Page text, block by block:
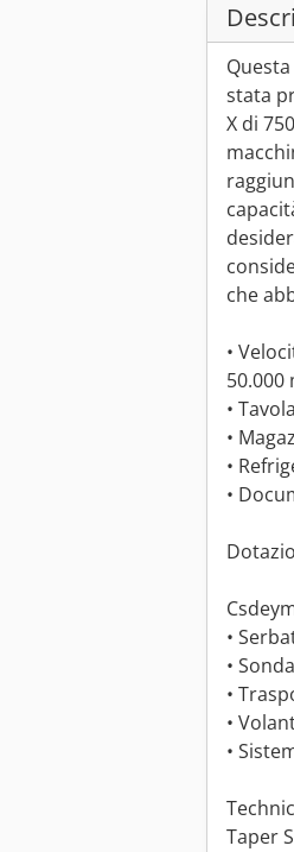
stata
X di
che
•
•
•
•
•
•
•
•
•
•
Taper